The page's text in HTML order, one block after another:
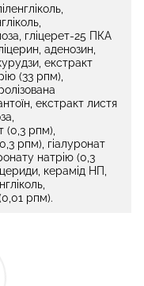
гліцерет-25 ПКА
аденозин,
екстракт
(33 pпм),
екстракт листя
(0,3 pпм),
pпм), гіалуронат
натрію (0,3
керамід НП,
pпм).